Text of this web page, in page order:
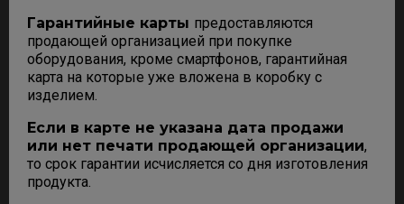
Гарантийные карты предоставляются
продающей организацией при покупке
оборудования, кроме смартфонов, гарантийная
карта на которые уже вложена в коробку с
изделием.
Если в карте не указана дата продажи
или нет печати продающей организации,
то срок гарантии исчисляется со дня изготовления
продукта.